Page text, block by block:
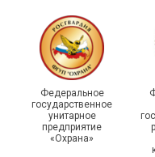
215-й юбилей
государственной
статистики отметили в
Республике Саха
Федеральное
государственное
унитарное
предприятие
«Охрана»